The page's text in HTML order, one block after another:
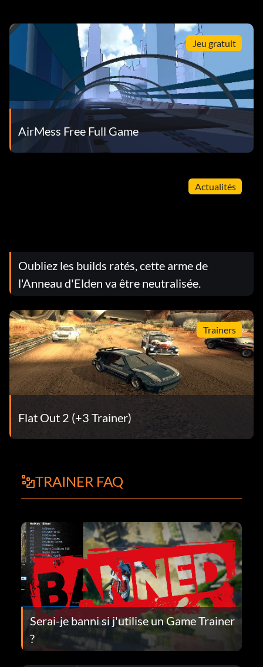
Jeu gratuit
AirMess Free Full Game
Actualités
Oubliez les builds ratés, cette arme de
l'Anneau d'Elden va être neutralisée.
Trainers
Flat Out 2 (+3 Trainer)
TRAINER FAQ
Serai-je banni si j'utilise un Game Trainer
?